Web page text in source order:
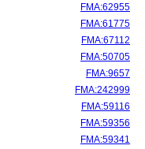
FMA:62955
FMA:61775
FMA:67112
FMA:50705
FMA:9657
FMA:242999
FMA:59116
FMA:59356
FMA:59341